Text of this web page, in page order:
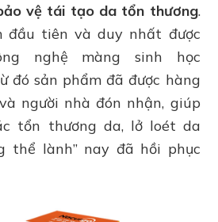
vệ tái tạo da tổn thương.
đầu tiên và duy nhất được
nghệ màng sinh học
đó sản phẩm đã được hàng
người nhà đón nhận, giúp
tổn thương da, lở loét da
thể lành” nay đã hồi phục